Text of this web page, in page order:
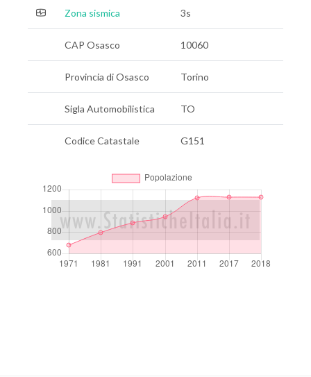
Zona sismica 3s
CAP Osasco 10060
Provincia di Osasco Torino
Sigla Automobilistica TO
Codice Catastale G151